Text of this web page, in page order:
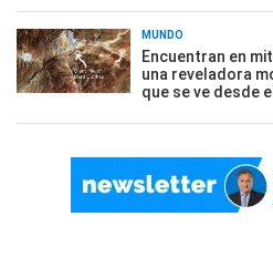
MUNDO
Encuentran en
una reveladora
que se ve desde